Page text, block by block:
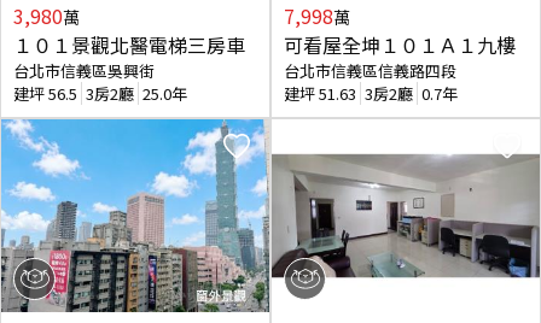
3,980萬
１０１景觀北醫電梯三房車
台北市信義區吳興街
建坪56.5 3房2廳 25.0年
7,998萬
可看屋全坤１０１Ａ１九樓
台北市信義區信義路四段
建坪51.63 3房2廳 0.7年